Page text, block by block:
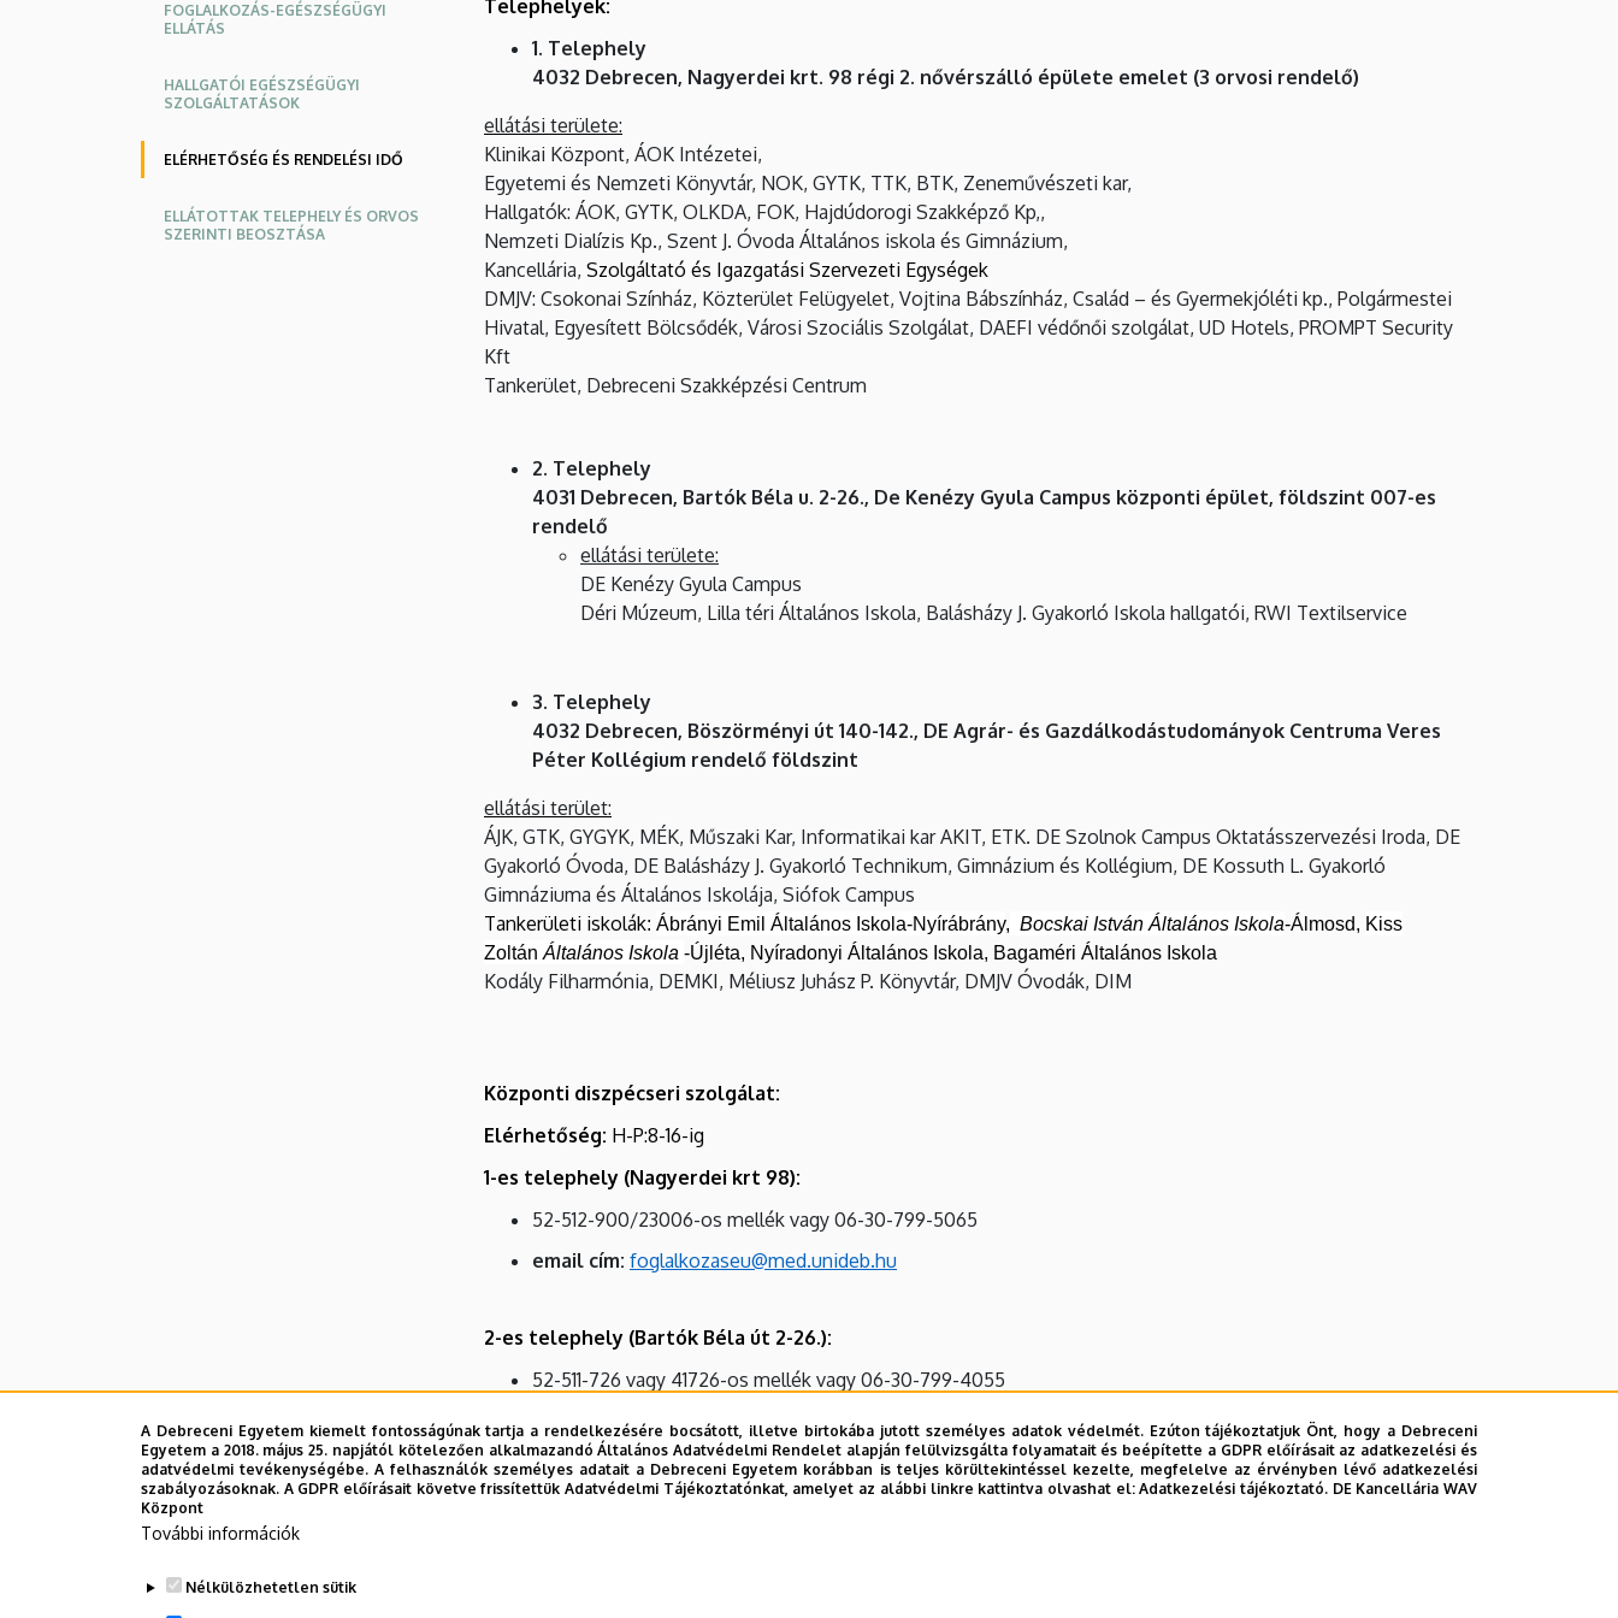
Oldalmenü
FOGLALKOZÁS-EGÉSZSÉGÜGYI
ELLÁTÁS
HALLGATÓI EGÉSZSÉGÜGYI
SZOLGÁLTATÁSOK
ELÉRHETŐSÉG ÉS RENDELÉSI IDŐ
ELLÁTOTTAK TELEPHELY ÉS ORVOS
SZERINTI BEOSZTÁSA
Telephelyek:
1. Telephely
4032 Debrecen, Nagyerdei krt. 98 régi 2. nővérszálló épülete emelet (3 orvosi rendelő)
ellátási területe:
Klinikai Központ, ÁOK Intézetei,
Egyetemi és Nemzeti Könyvtár, NOK, GYTK, TTK, BTK, Zeneművészeti kar,
Hallgatók: ÁOK, GYTK, OLKDA, FOK, Hajdúdorogi Szakképző Kp,,
Nemzeti Dialízis Kp., Szent J. Óvoda Általános iskola és Gimnázium,
Kancellária, Szolgáltató és Igazgatási Szervezeti Egységek
DMJV: Csokonai Színház, Közterület Felügyelet, Vojtina Bábszínház, Család – és Gyermekjóléti kp., Polgármestei
Hivatal, Egyesített Bölcsődék, Városi Szociális Szolgálat, DAEFI védőnői szolgálat, UD Hotels, PROMPT Security
Kft
Tankerület, Debreceni Szakképzési Centrum
2. Telephely
4031 Debrecen, Bartók Béla u. 2-26., De Kenézy Gyula Campus központi épület, földszint 007-es
rendelő
ellátási területe:
DE Kenézy Gyula Campus
Déri Múzeum, Lilla téri Általános Iskola, Balásházy J. Gyakorló Iskola hallgatói, RWI Textilservice
3. Telephely
4032 Debrecen, Böszörményi út 140-142., DE Agrár- és Gazdálkodástudományok Centruma Veres
Péter Kollégium rendelő földszint
ellátási terület:
ÁJK, GTK, GYGYK, MÉK, Műszaki Kar, Informatikai kar AKIT, ETK. DE Szolnok Campus Oktatásszervezési Iroda, DE
Gyakorló Óvoda, DE Balásházy J. Gyakorló Technikum, Gimnázium és Kollégium, DE Kossuth L. Gyakorló
Gimnáziuma és Általános Iskolája, Siófok Campus
Tankerületi iskolák: Ábrányi Emil Általános Iskola-Nyírábrány, Bocskai István Általános Iskola-Álmosd, Kiss
Zoltán Általános Iskola -Újléta, Nyíradonyi Általános Iskola, Bagaméri Általános Iskola
Kodály Filharmónia, DEMKI, Méliusz Juhász P. Könyvtár, DMJV Óvodák, DIM
Központi diszpécseri szolgálat:
Elérhetőség: H-P:8-16-ig
1-es telephely (Nagyerdei krt 98):
52-512-900/23006-os mellék vagy 06-30-799-5065
email cím: foglalkozaseu@med.unideb.hu
2-es telephely (Bartók Béla út 2-26.):
52-511-726 vagy 41726-os mellék vagy 06-30-799-4055
email cím:
foglalkozaseu5@med.unideb.hu
A Debreceni Egyetem kiemelt fontosságúnak tartja a rendelkezésére bocsátott, illetve birtokába jutott személyes adatok védelmét. Ezúton tájékoztatjuk Önt, hogy a Debreceni
Egyetem a 2018. május 25. napjától kötelezően alkalmazandó Általános Adatvédelmi Rendelet alapján felülvizsgálta folyamatait és beépítette a GDPR előírásait az adatkezelési és
adatvédelmi tevékenységébe. A felhasználók személyes adatait a Debreceni Egyetem korábban is teljes körültekintéssel kezelte, megfelelve az érvényben lévő adatkezelési
szabályozásoknak. A GDPR előírásait követve frissítettük Adatvédelmi Tájékoztatónkat, amelyet az alábbi linkre kattintva olvashat el:Adatkezelési tájékoztató. DE Kancellária WAV
Központ
További információk
Nélkülözhetetlen sütik